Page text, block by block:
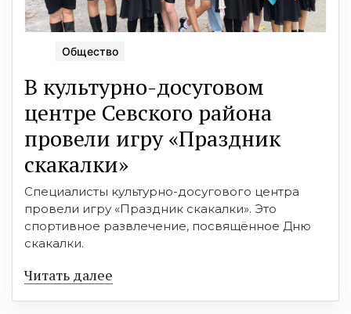
Общество
В культурно-досуговом
центре Севского района
провели игру «Праздник
скакалки»
Специалисты культурно-досугового центра
провели игру «Праздник скакалки». Это
спортивное развлечение, посвящённое Дню
скакалки.
Читать далее